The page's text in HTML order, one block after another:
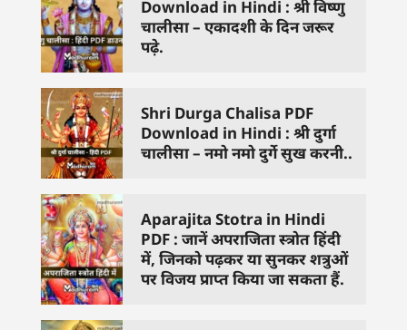
Download in Hindi : श्री विष्णु
चालीसा – एकादशी के दिन जरूर
पढ़े.
Shri Durga Chalisa PDF
Download in Hindi : श्री दुर्गा
चालीसा – नमो नमो दुर्गे सुख करनी..
Aparajita Stotra in Hindi
PDF : जानें अपराजिता स्त्रोत हिंदी
में, जिनको पढ़कर या सुनकर शत्रुओं
पर विजय प्राप्त किया जा सकता हैं.